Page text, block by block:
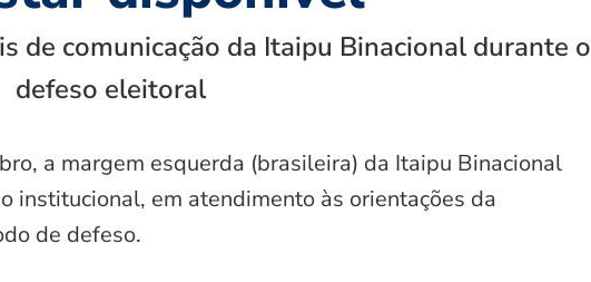
de comunicação da Itaipu Binacional durante o
defeso eleitoral
a margem esquerda (brasileira) da Itaipu Binacional
institucional, em atendimento às orientações da
de defeso.